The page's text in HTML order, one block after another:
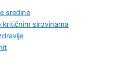
sredine
kritičnim sirovinama